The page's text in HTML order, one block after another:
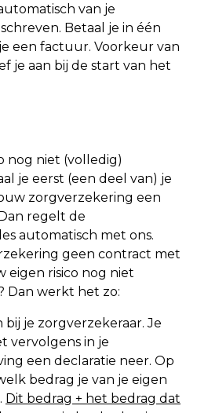
van je
Betaal je in één
een factuur. Voorkeur van
je aan bij de start van het
nog niet (volledig)
je eerst (een deel van) je
zorgverzekering een
regelt de
automatisch met ons.
geen contract met
eigen risico nog niet
Dan werkt het zo:
je zorgverzekeraar. Je
vervolgens in je
een declaratie neer. Op
bedrag je van je eigen
Dit bedrag + het bedrag dat